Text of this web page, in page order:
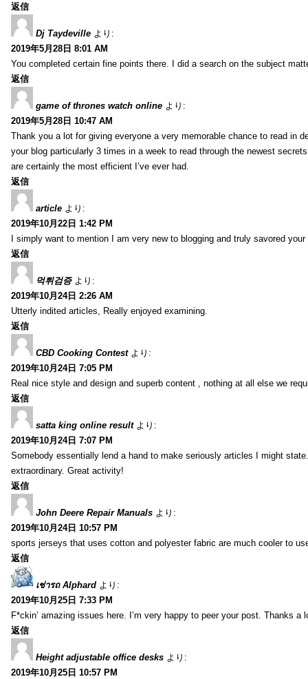
返信
Dj Taydeville より:
2019年5月28日 8:01 AM
You completed certain fine points there. I did a search on the subject
返信
game of thrones watch online より:
2019年5月28日 10:47 AM
Thank you a lot for giving everyone a very memorable chance to read in
your blog particularly 3 times in a week to read through the newest
are certainly the most efficient I’ve ever had.
返信
article より:
2019年10月22日 1:42 PM
I simply want to mention I am very new to blogging and truly savored
返信
먹튀검증 より:
2019年10月24日 2:26 AM
Utterly indited articles, Really enjoyed examining.
返信
CBD Cooking Contest より:
2019年10月24日 7:05 PM
Real nice style and design and superb content , nothing at all else we
返信
satta king online result より:
2019年10月24日 7:07 PM
Somebody essentially lend a hand to make seriously articles I might
extraordinary. Great activity!
返信
John Deere Repair Manuals より:
2019年10月24日 10:57 PM
sports jerseys that uses cotton and polyester fabric are much cooler to
返信
เช่ารถ Alphard より:
2019年10月25日 7:33 PM
F*ckin’ amazing issues here. I’m very happy to peer your post. Thanks
返信
Height adjustable office desks より:
2019年10月25日 10:57 PM